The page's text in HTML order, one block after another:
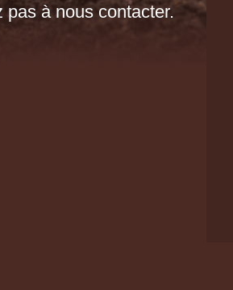
pas à nous contacter.